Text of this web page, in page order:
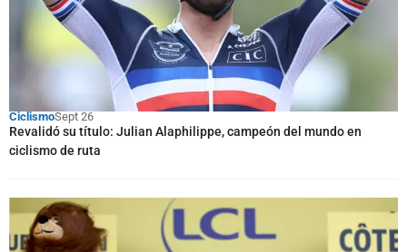
CiclismoSept 26
Revalidó su título: Julian Alaphilippe, campeón del mundo en
ciclismo de ruta